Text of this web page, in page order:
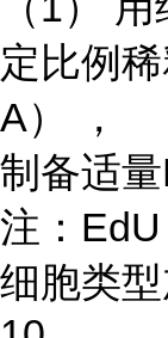
定比例
A） ，
制备适量
注：
细胞类